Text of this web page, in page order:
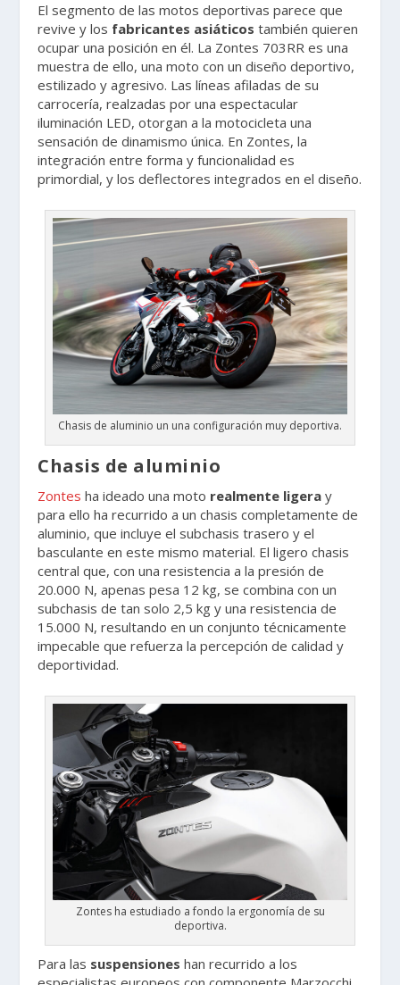
El segmento de las motos deportivas parece que
revive y los fabricantes asiáticos también quieren
ocupar una posición en él. La Zontes 703RR es una
muestra de ello, una moto con un diseño deportivo,
estilizado y agresivo. Las líneas afiladas de su
carrocería, realzadas por una espectacular
iluminación LED, otorgan a la motocicleta una
sensación de dinamismo única. En Zontes, la
integración entre forma y funcionalidad es
primordial, y los deflectores integrados en el diseño.
Chasis de aluminio un una configuración muy deportiva.
Chasis de aluminio
Zontes ha ideado una moto realmente ligera y
para ello ha recurrido a un chasis completamente de
aluminio, que incluye el subchasis trasero y el
basculante en este mismo material. El ligero chasis
central que, con una resistencia a la presión de
20.000 N, apenas pesa 12 kg, se combina con un
subchasis de tan solo 2,5 kg y una resistencia de
15.000 N, resultando en un conjunto técnicamente
impecable que refuerza la percepción de calidad y
deportividad.
Zontes ha estudiado a fondo la ergonomía de su
deportiva.
Para las suspensiones han recurrido a los